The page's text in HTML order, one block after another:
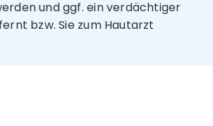
und ggf. ein verdächtiger
bzw. Sie zum Hautarzt